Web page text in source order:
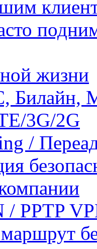
жизни
Билайн,
3G/2G
/
PPTP